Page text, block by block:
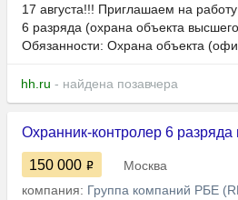
17 августа!!! Приглашаем на
6 разряда (охрана объекта
Обязанности: Охрана объекта
hh.ru - найдена позавчера
Охранник-контролер 6
150 000
Москва
компания: Группа компаний РБЕ